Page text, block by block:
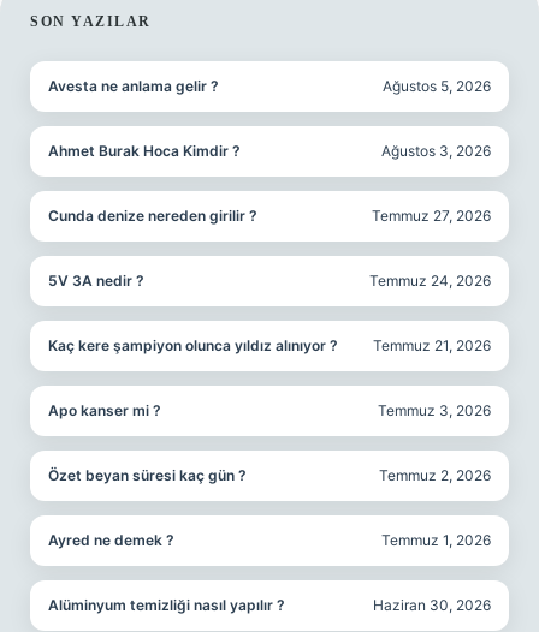
SIDEBAR
SON YAZILAR
Avesta ne anlama gelir ? Ağustos 5, 2026
Ahmet Burak Hoca Kimdir ? Ağustos 3, 2026
Cunda denize nereden girilir ? Temmuz 27, 2026
5V 3A nedir ? Temmuz 24, 2026
Kaç kere şampiyon olunca yıldız alınıyor ? Temmuz 21, 2026
Apo kanser mi ? Temmuz 3, 2026
Özet beyan süresi kaç gün ? Temmuz 2, 2026
Ayred ne demek ? Temmuz 1, 2026
Alüminyum temizliği nasıl yapılır ? Haziran 30, 2026